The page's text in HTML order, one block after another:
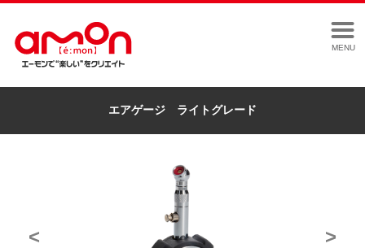
MENU
エアゲージ ライトグレード
< >